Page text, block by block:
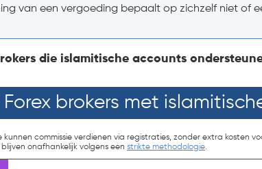
van een vergoeding bepaalt op zichzelf niet of
die islamitische accounts
Forex brokers met
commissie verdienen via registraties, zonder extra kosten
onafhankelijk volgens een strikte methodologie.